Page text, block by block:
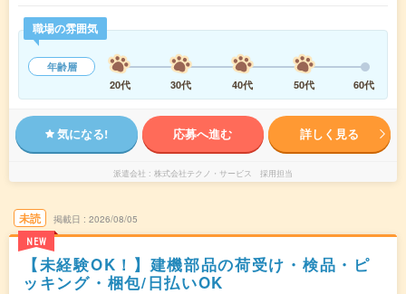
職場の雰囲気
年齢層
20代
30代 40代 50代 60代
気になる! 応募へ進む 詳しく見る
派遣会社 株式会社テクノ・サービス 採用担当
未読
NEW
掲載日 2026/08/05
【未経験OK！】建機部品の荷受け・検品・ピ
ッキング・梱包/日払いOK